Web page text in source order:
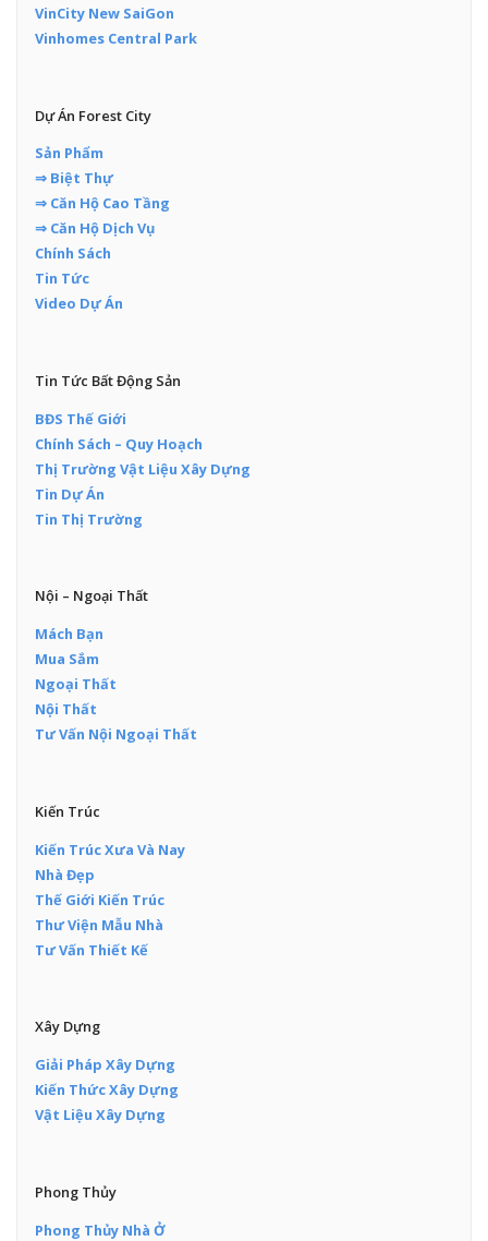
VinCity New SaiGon
Vinhomes Central Park
Dự Án Forest City
Sản Phẩm
⇒ Biệt Thự
⇒ Căn Hộ Cao Tầng
⇒ Căn Hộ Dịch Vụ
Chính Sách
Tin Tức
Video Dự Án
Tin Tức Bất Động Sản
BĐS Thế Giới
Chính Sách – Quy Hoạch
Thị Trường Vật Liệu Xây Dựng
Tin Dự Án
Tin Thị Trường
Nội – Ngoại Thất
Mách Bạn
Mua Sắm
Ngoại Thất
Nội Thất
Tư Vấn Nội Ngoại Thất
Kiến Trúc
Kiến Trúc Xưa Và Nay
Nhà Đẹp
Thế Giới Kiến Trúc
Thư Viện Mẫu Nhà
Tư Vấn Thiết Kế
Xây Dựng
Giải Pháp Xây Dựng
Kiến Thức Xây Dựng
Vật Liệu Xây Dựng
Phong Thủy
Phong Thủy Nhà Ở